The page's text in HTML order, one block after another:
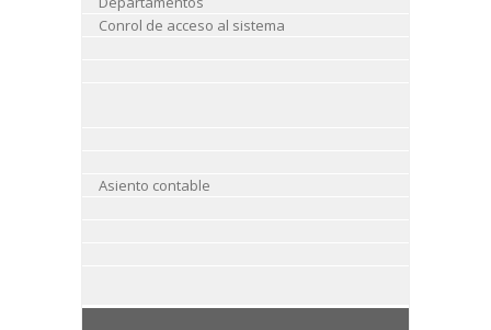
Conrol de acceso al sistema
Asiento contable